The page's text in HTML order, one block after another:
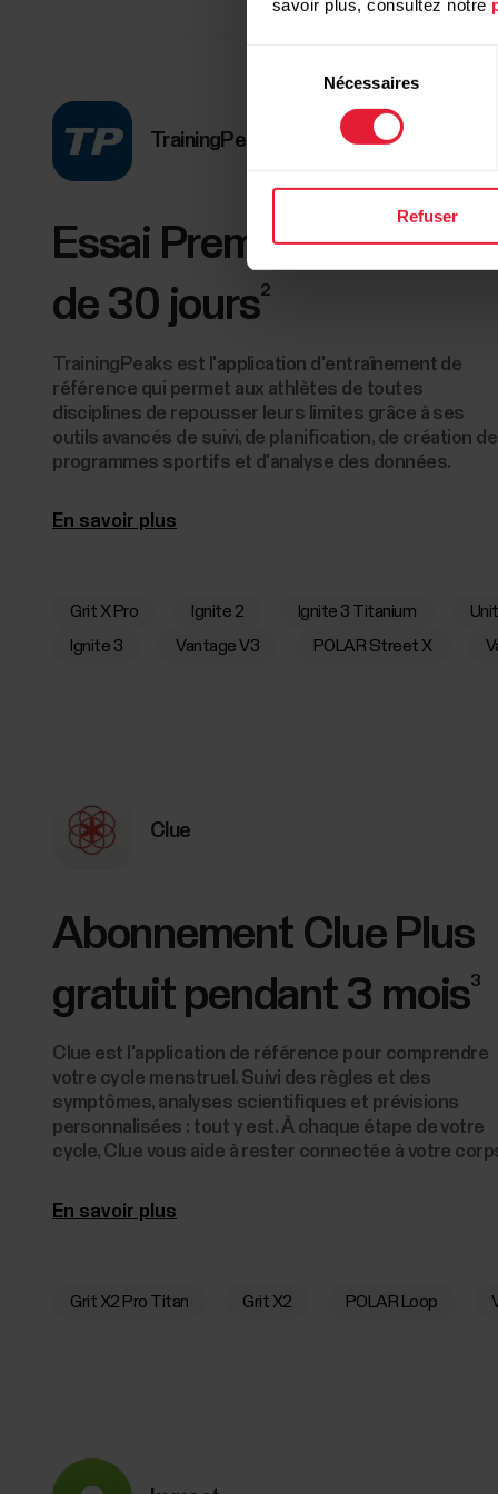
savoir plus, consultez notre
consentement
Nécessaires
Refuser
TrainingPeaks
Essai Premium gratuit
de 30 jours2
TrainingPeaks est l'application d'entraînement de
référence qui permet aux athlètes de toutes
disciplines de repousser leurs limites grâce à ses
outils avancés de suivi, de planification, de création de
programmes sportifs et d'analyse des données.
En savoir plus
Grit X Pro Ignite 2 Ignite 3 Titanium
Ignite 3 Vantage V3 POLAR Street X
Clue
Abonnement Clue Plus
gratuit pendant 3 mois3
Clue est l'application de référence pour comprendre
votre cycle menstruel. Suivi des règles et des
symptômes, analyses scientifiques et prévisions
personnalisées : tout y est. À chaque étape de votre
cycle, Clue vous aide à rester connectée à votre
En savoir plus
Grit X2 Pro Titan Grit X2 POLAR Loop